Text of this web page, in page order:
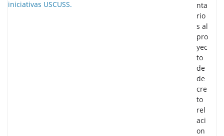
nta
rio
s al
pro
yec
to
de
de
cre
to
rel
aci
on